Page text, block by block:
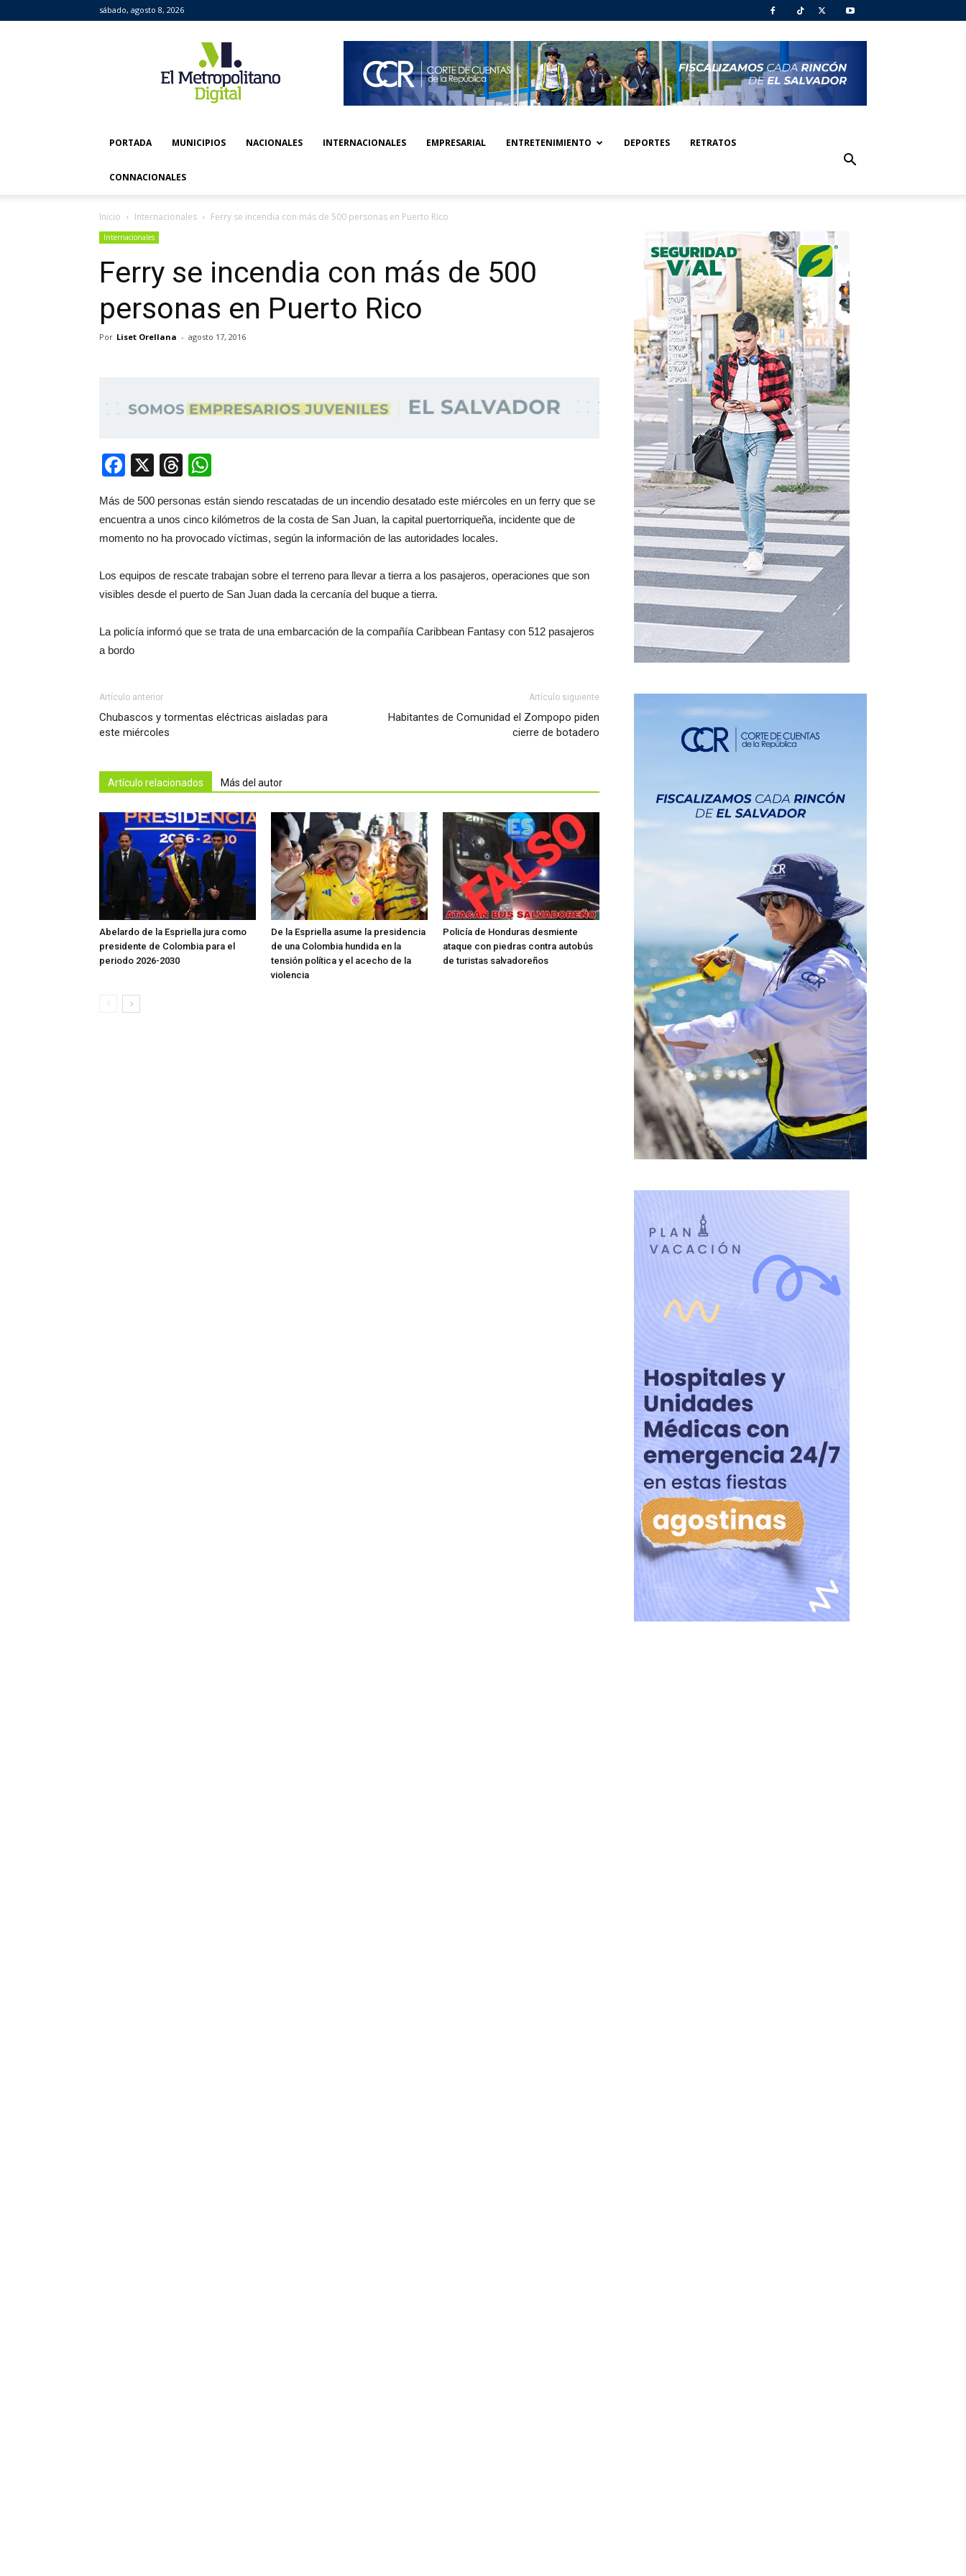
sábado, agosto 8, 2026
Metropolitano
Digital
PORTADA MUNICIPIOS NACIONALES INTERNACIONALES EMPRESARIAL ENTRETENIMIENTO DEPORTES RETRATOS
CONNACIONALES
Inicio Internacionales Ferry se incendia con más de 500 personas en Puerto Rico
Internacionales
Ferry se incendia con más de 500
personas en Puerto Rico
Por Liset Orellana - agosto 17, 2016
Facebook
X Threads
Más de 500 personas están siendo rescatadas de un incendio desatado este miércoles en un ferry que se
encuentra a unos cinco kilómetros de la costa de San Juan, la capital puertorriqueña, incidente que de
momento no ha provocado víctimas, según la información de las autoridades locales.
Los equipos de rescate trabajan sobre el terreno para llevar a tierra a los pasajeros, operaciones que son
visibles desde el puerto de San Juan dada la cercanía del buque a tierra.
La policía informó que se trata de una embarcación de la compañía Caribbean Fantasy con 512 pasajeros
a bordo
Artículo anterior
Chubascos y tormentas eléctricas aisladas para
este miércoles
Artículo siguiente
Habitantes de Comunidad el Zompopo piden
cierre de botadero
Artículo relacionados Más del autor
Abelardo de la Espriella jura como
presidente de Colombia para el
periodo 2026-2030
De la Espriella asume la presidencia
de una Colombia hundida en la
tensión política y el acecho de la
violencia
Policía de Honduras desmiente
ataque con piedras contra autobús
de turistas salvadoreños